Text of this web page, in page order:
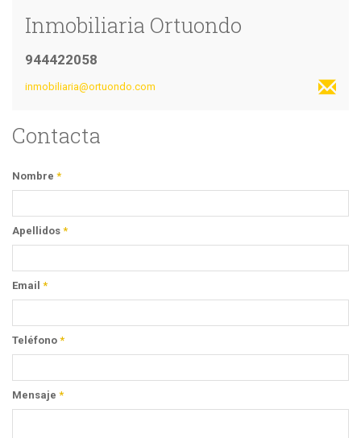
Inmobiliaria Ortuondo
944422058
inmobiliaria@ortuondo.com
Contacta
Nombre *
Apellidos *
Email *
Teléfono *
Mensaje *